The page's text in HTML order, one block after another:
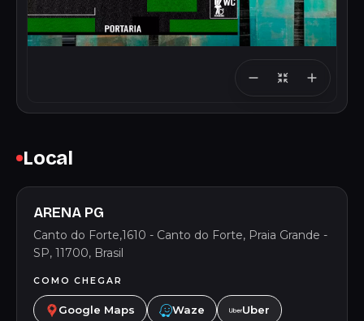
Local
ARENA PG
Canto do Forte,1610 - Canto do Forte, Praia Grande -
SP, 11700, Brasil
COMO CHEGAR
Google Maps Waze Uber